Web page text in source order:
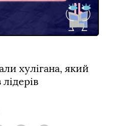
хулігана, який